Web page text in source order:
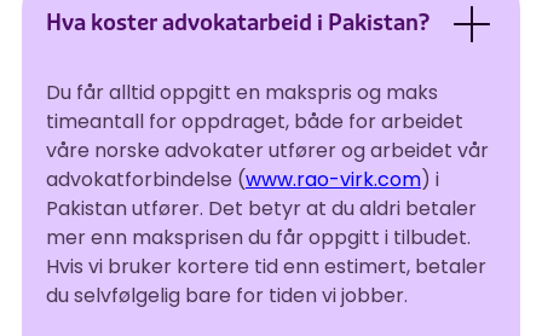
Hva koster advokatarbeid i Pakistan?
Du får alltid oppgitt en makspris og maks
timeantall for oppdraget, både for arbeidet
våre norske advokater utfører og arbeidet vår
advokatforbindelse (www.rao-virk.com) i
Pakistan utfører. Det betyr at du aldri betaler
mer enn maksprisen du får oppgitt i tilbudet.
Hvis vi bruker kortere tid enn estimert, betaler
du selvfølgelig bare for tiden vi jobber.